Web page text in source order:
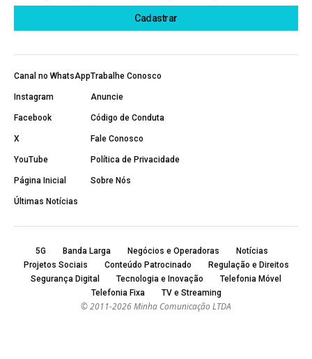
Canal no WhatsApp
Instagram
Facebook
X
YouTube
Página Inicial
Últimas Notícias
Trabalhe Conosco
Anuncie
Código de Conduta
Fale Conosco
Política de Privacidade
Sobre Nós
5G Banda Larga Negócios e Operadoras
Notícias
Projetos Sociais
Conteúdo Patrocinado
Regulação e Direitos
Segurança Digital
Tecnologia e Inovação
Telefonia Móvel
Telefonia Fixa
TV e Streaming
© 2011-2026 Minha Comunicação LTDA